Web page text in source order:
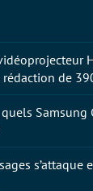
rédaction de
Samsung
s’attaque